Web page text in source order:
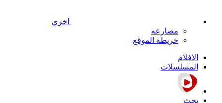
اخري
مصارعه
خريطة الموقع
الافلام
المسلسلات
بحث